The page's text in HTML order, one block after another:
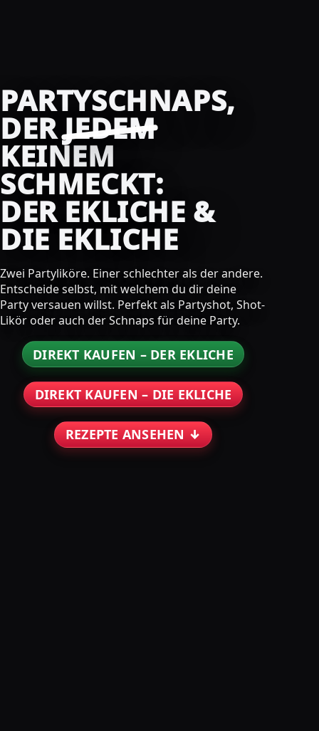
PARTYSCHNAPS,
DERJEDEM
KEINEM
SCHMECKT:
DER EKLICHE &
DIE EKLICHE
Zwei Partyliköre. Einer schlechter als der andere.
Entscheide selbst, mit welchem du dir deine
Party versauen willst. Perfekt als Partyshot, Shot-
Likör oder auch der Schnaps für deine Party.
DIREKT KAUFEN – DER EKLICHE
DIREKT KAUFEN – DIE EKLICHE
REZEPTE ANSEHEN ↓